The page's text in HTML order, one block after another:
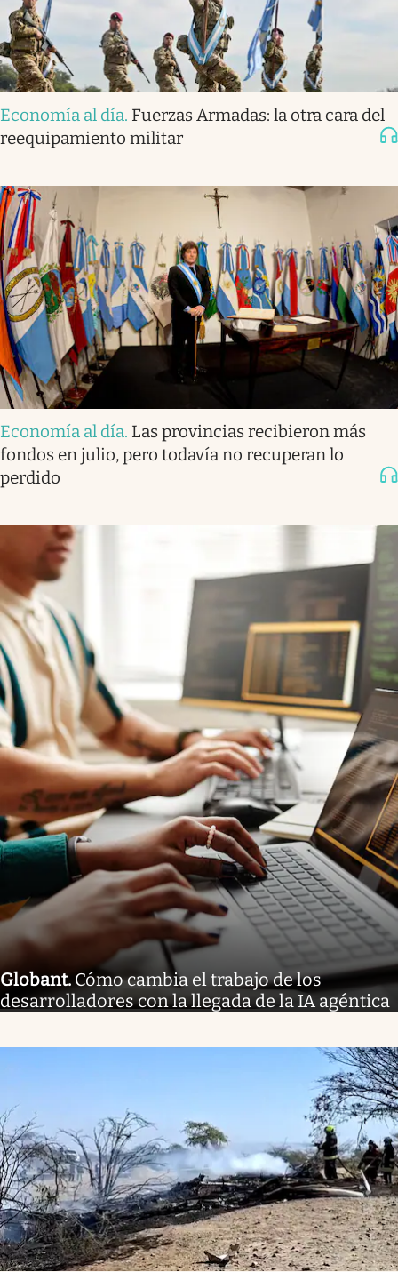
Economía al día. Fuerzas Armadas: la otra cara del
reequipamiento militar
Economía al día. Las provincias recibieron más
fondos en julio, pero todavía no recuperan lo
perdido
Globant. Cómo cambia el trabajo de los
desarrolladores con la llegada de la IA agéntica